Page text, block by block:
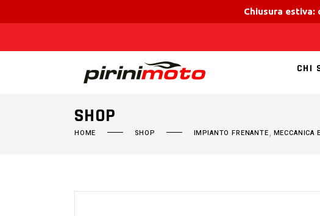
Chiusura
CHI
SHOP
HOME SHOP IMPIANTO FRENANTE, MECCANICA